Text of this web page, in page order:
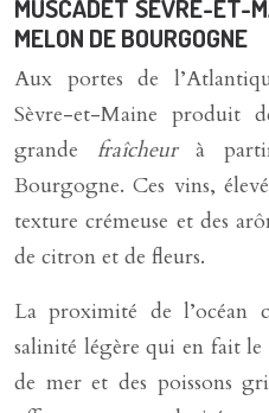
MUSCADET SÈVRE-ET-
MELON DE BOURGOGNE
Aux portes de
Sèvre-et-Maine produit
grande fraîcheurà
Bourgogne. Ces vins,
texture crémeuse et des
de citron et de fleurs.
La proximité de l’océan
salinité légère qui en fait
de mer et des poissons